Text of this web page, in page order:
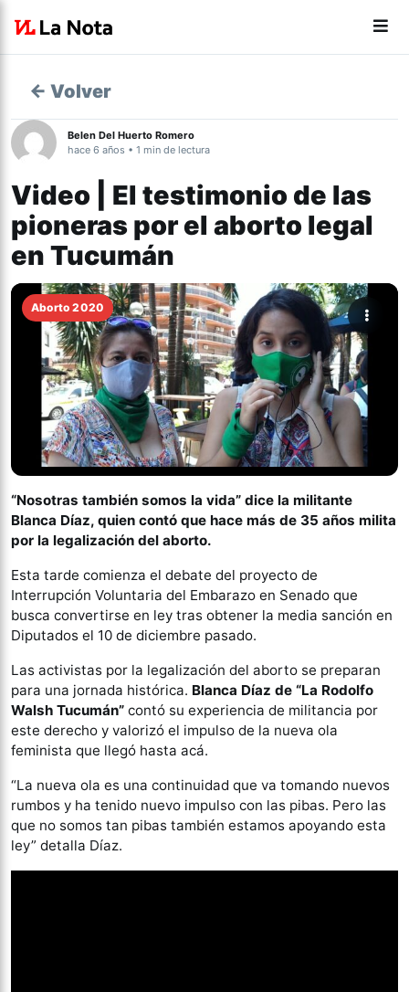
← Volver
Belen Del Huerto Romero
hace 6 años • 1 min de lectura
Video | El testimonio de las
pioneras por el aborto legal
en Tucumán
Aborto 2020
“Nosotras también somos la vida” dice la militante
Blanca Díaz, quien contó que hace más de 35 años milita
por la legalización del aborto.
Esta tarde comienza el debate del proyecto de
Interrupción Voluntaria del Embarazo en Senado que
busca convertirse en ley tras obtener la media sanción en
Diputados el 10 de diciembre pasado.
Las activistas por la legalización del aborto se preparan
para una jornada histórica. Blanca Díaz de “La Rodolfo
Walsh Tucumán” contó su experiencia de militancia por
este derecho y valorizó el impulso de la nueva ola
feminista que llegó hasta acá.
“La nueva ola es una continuidad que va tomando nuevos
rumbos y ha tenido nuevo impulso con las pibas. Pero las
que no somos tan pibas también estamos apoyando esta
ley” detalla Díaz.